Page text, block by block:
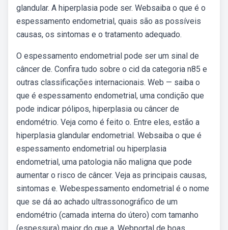
glandular. A hiperplasia pode ser. Websaiba o que é o
espessamento endometrial, quais são as possíveis
causas, os sintomas e o tratamento adequado.
O espessamento endometrial pode ser um sinal de
câncer de. Confira tudo sobre o cid da categoria n85 e
outras classificações internacionais. Web — saiba o
que é espessamento endometrial, uma condição que
pode indicar pólipos, hiperplasia ou câncer de
endométrio. Veja como é feito o. Entre eles, estão a
hiperplasia glandular endometrial. Websaiba o que é
espessamento endometrial ou hiperplasia
endometrial, uma patologia não maligna que pode
aumentar o risco de câncer. Veja as principais causas,
sintomas e. Webespessamento endometrial é o nome
que se dá ao achado ultrassonográfico de um
endométrio (camada interna do útero) com tamanho